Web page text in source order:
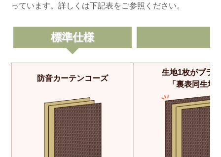
っています。詳しくは下記表をご参照ください。
標準仕様
防音カーテンコーズ
生地1枚がプラ
「裏表同生地